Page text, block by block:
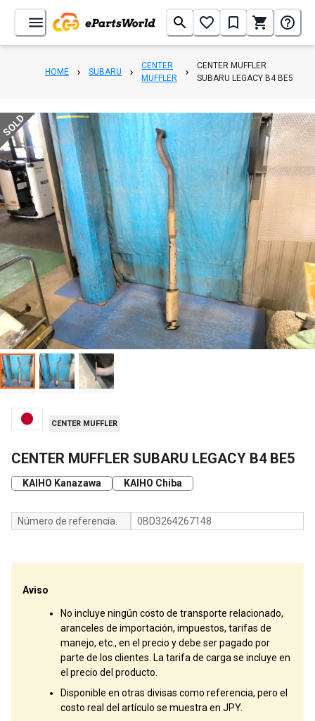
HOME SUBARU
CENTER
MUFFLER
CENTER MUFFLER
SUBARU LEGACY B4 BE5
1/3
SOLD
CENTER MUFFLER
CENTER MUFFLER SUBARU LEGACY B4 BE5
KAIHO Kanazawa KAIHO Chiba
Número de referencia. 0BD3264267148
Aviso
No incluye ningún costo de transporte relacionado,
aranceles de importación, impuestos, tarifas de
manejo, etc., en el precio y debe ser pagado por
parte de los clientes. La tarifa de carga se incluye en
el precio del producto.
Disponible en otras divisas como referencia, pero el
costo real del artículo se muestra en JPY.